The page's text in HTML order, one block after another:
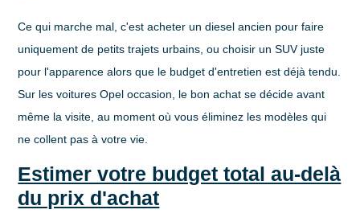
Ce qui marche mal, c'est acheter un diesel ancien pour faire
uniquement de petits trajets urbains, ou choisir un SUV juste
pour l'apparence alors que le budget d'entretien est déjà tendu.
Sur lesvoitures Opel occasion , le bon achat se décide avant
même la visite, au moment où vous éliminez les modèles qui
ne collent pas à votre vie.
Estimer votre budget total au-delà
du prix d'achat